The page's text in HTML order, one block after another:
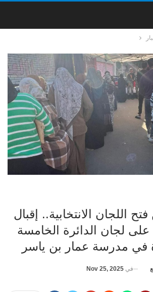
اللجان الانتخابية.. إقبال
لجان الدائرة الخامسة
في مدرسة عمار بن ياسر
في Nov 25, 2025